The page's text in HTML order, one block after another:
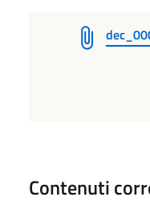
Contenuti